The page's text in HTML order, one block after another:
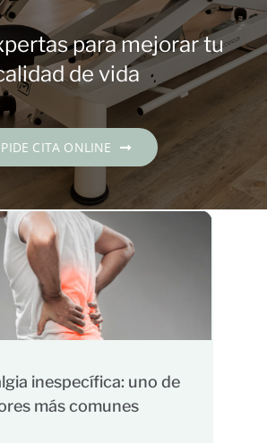
para mejorar tu
de vida
PIDE CITA ONLINE
inespecífica: uno de
más comunes